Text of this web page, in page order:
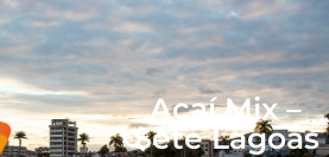
Açaí Mix –
Sete Lagoas